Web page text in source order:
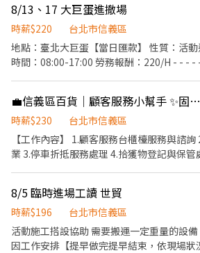
完成帳款及商品資訊回報。 * 協助回報新商
品上架使用。 * 其他主管交辦事項。 - ✨【
能力。 * 能與市場攤商良好溝通合作。 * 可
每週可配合排班4～5天。 - ※ 有零售、賣場
貨或理貨經驗者佳。 - ✨【工作地點】 台
✨【工作時間】 *週二至日 * 09:00－18:00
foodpanda 全新市場營運模式，團隊持續擴
純，提供完整教育訓練。 * 適合喜歡早班
的夥伴。 * 有機會參與新型態生鮮配送服務
購物體驗。 - 如果您做事細心、喜歡與人互
長的新型態生鮮配送團隊，歡迎投遞履歷
加賴@759vflwo 電話:02-6636-2428#306
時間前後約30分鐘安排) 【徵求條件】 可配合排班、早晚輪班 具責
任感、細心，配合度高 可配合搬運贈品及站
服務業經驗者佳 📢應徵｜加賴 ID：@983auhta 或來電預約：02-
66362428(分機216)
8/13、17 大巨蛋進撤場
時薪$220
台北市信義區
地點：臺北大巨蛋【當日匯款】 性質：活
時間：08:00-17:00 勞務報酬：220/H - - - -
名，謝謝。 【工作服裝】：布鞋、工作手套。 📌 工作時間依照現場
狀況調整，可能提早或延後結束，須可配合
間計薪 （勞務報酬220/hr，用餐休息1小
💼信義區百貨｜顧客服務小幫手 ✨固定週排3-4天 $230/hr
時薪$230
台北市信義區
【工作內容】 1.顧客服務台櫃檯服務與諮
業 3.停車折抵服務處理 4.拾獲物登記與保管
15:00-22:00 - ※ 需配合排班 ※ 週一至週日
地點】 百貨商場顧客服務台 - 【應徵條件】
切，具服務熱忱 2.具良好溝通能力與顧客
作 4.能配合排班制度 - 【面試方式】 本職缺
8/5 臨時進場工讀 世貿
時薪$196
台北市信義區
活動施工搭設協助 需要搬運一定重量的設
因工作安排【提早做完提早結束，依現場狀